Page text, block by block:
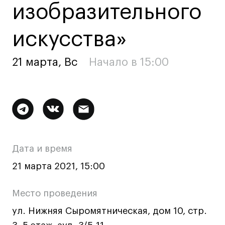
Ювелирный дизайн
Сценография
Фотография и видео
Дизайн и декорирование интерьера
Подготовительные курсы и творческое
развитие
Все программы
изобразительного
искусства»
21 марта, Вс Начало в 15:00
Дополнительная
о
мероприятии
Дата и время
21 марта 2021, 15:00
Место проведения
ул. Нижняя Сыромятническая, дом 10, стр.